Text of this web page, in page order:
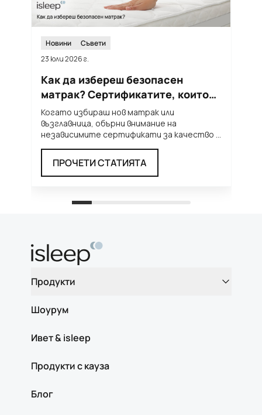
Новини
Съвети
23 юли 2026 г.
Как да избереш безопасен
матрак? Сертификатите, които
трябва да познаваш
Когато избираш нов матрак или
възглавница, обърни внимание на
независимите сертификати за качество и
ПРОЧЕТИ СТАТИЯТА
Продукти
Шоурум
Ивет & isleep
Продукти с кауза
Блог